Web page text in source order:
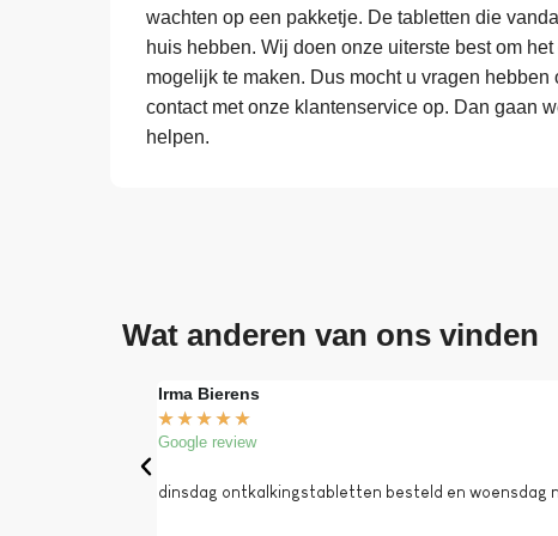
wachten op een pakketje. De tabletten die
huis hebben. Wij doen onze uiterste best om
mogelijk te maken. Dus mocht u vragen
contact met onze klantenservice op. Dan gaan
helpen.
Wat anderen van ons vinden
Irma Bierens
★ ★ ★ ★ ★
Google review
dinsdag ontkalkingstabletten besteld en woensdag